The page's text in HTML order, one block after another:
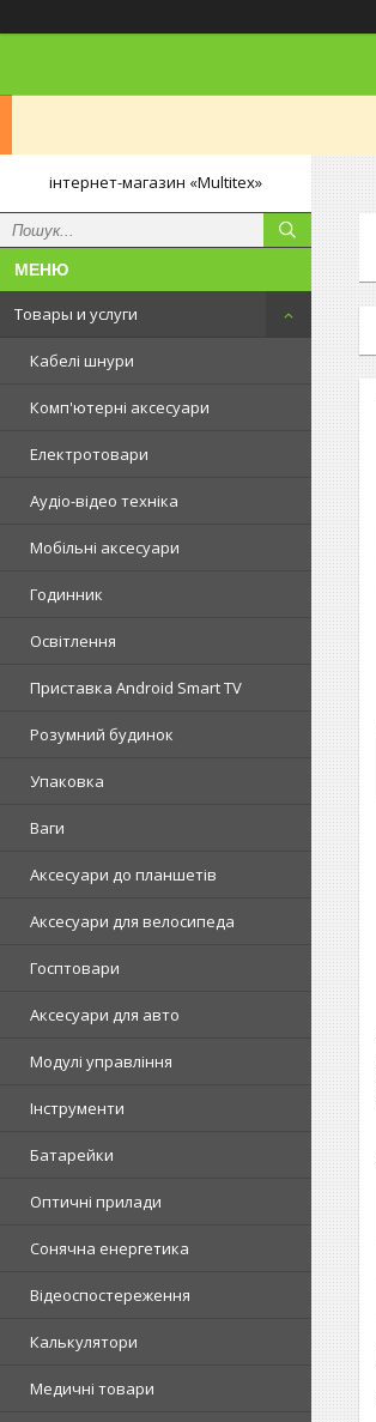
інтернет-магазин «Multitex»
Товары и услуги
Кабелі шнури
Комп'ютерні аксесуари
Електротовари
Аудіо-відео техніка
Мобільні аксесуари
Годинник
Освітлення
Приставка Android Smart TV
Розумний будинок
Упаковка
Ваги
Аксесуари до планшетів
Аксесуари для велосипеда
Госптовари
Аксесуари для авто
Модулі управління
Інструменти
Батарейки
Оптичні прилади
Сонячна енергетика
Відеоспостереження
Калькулятори
Медичні товари